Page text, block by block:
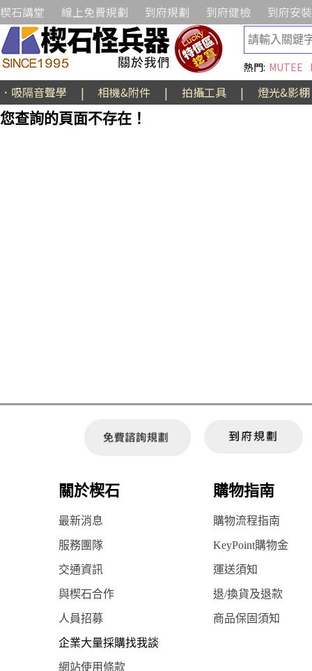
楔石講堂 線上免費規劃 到府規劃 到府健檢 到府安裝
熱門: MUTEE
．吸隔音聲學 | 相機&附件 | 拍攝工具 |
燈光&影棚
您查詢的頁面不存在！
關於楔石 購物指南
最新消息 購物流程指南
服務團隊 KeyPoint購物金
交通資訊 運送須知
與楔石合作 退/換貨及退款
人員招募 商品保固須知
企業大量採購找我談
網站使用條款